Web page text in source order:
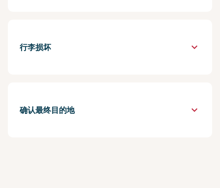
行李损坏 keyboard_arrow_down
确认最终目的地 keyboard_arrow_down